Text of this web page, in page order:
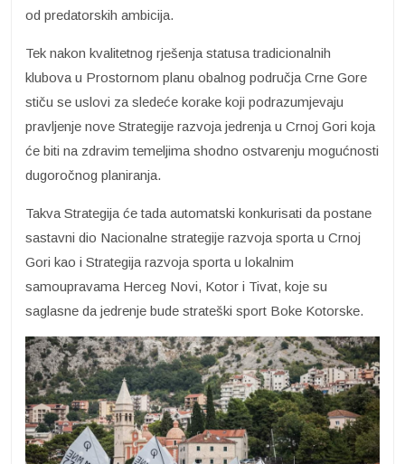
od predatorskih ambicija.
Tek nakon kvalitetnog rješenja statusa tradicionalnih
klubova u Prostornom planu obalnog područja Crne Gore
stiču se uslovi za sledeće korake koji podrazumjevaju
pravljenje nove Strategije razvoja jedrenja u Crnoj Gori koja
će biti na zdravim temeljima shodno ostvarenju mogućnosti
dugoročnog planiranja.
Takva Strategija će tada automatski konkurisati da postane
sastavni dio Nacionalne strategije razvoja sporta u Crnoj
Gori kao i Strategija razvoja sporta u lokalnim
samoupravama Herceg Novi, Kotor i Tivat, koje su
saglasne da jedrenje bude strateški sport Boke Kotorske.